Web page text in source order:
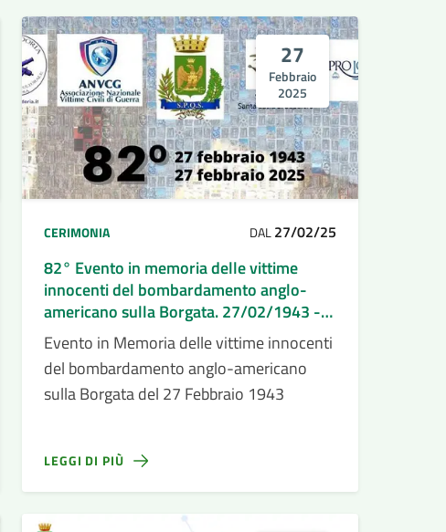
27
Febbraio
2025
CERIMONIA DAL27/02/25
82° Evento in memoria delle vittime
innocenti del bombardamento anglo-
americano sulla Borgata. 27/02/1943 -
27/02/2025
Evento in Memoria delle vittime innocenti
del bombardamento anglo-americano
sulla Borgata del 27 Febbraio 1943
LEGGI DI PIÙ